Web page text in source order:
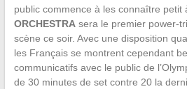
public commence à les connaître petit
ORCHESTRAsera le premier power-
scène ce soir. Avec une disposition
les Français se montrent cependant
communicatifs avec le public de
de 30 minutes de set contre 20 la